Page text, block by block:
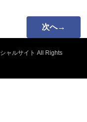
次へ→
ャルサイト All Rights